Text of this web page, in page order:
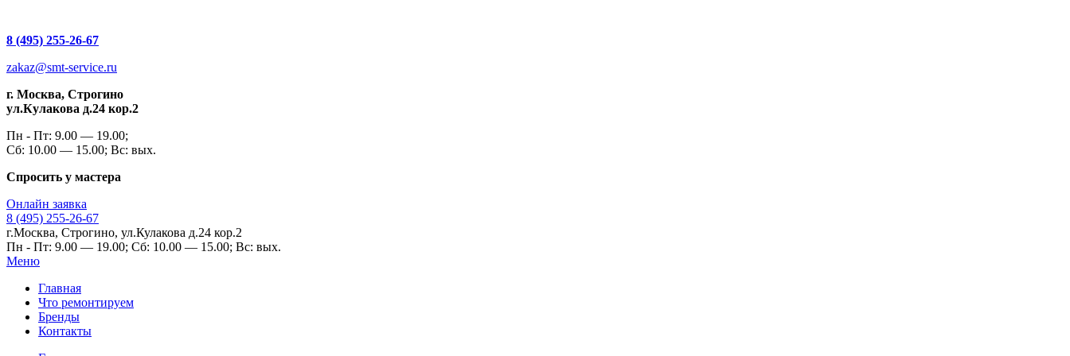
8 (495) 255-26-67
zakaz@smt-service.ru
г. Москва, Строгино
ул.Кулакова д.24 кор.2
Пн - Пт: 9.00 — 19.00;
Сб: 10.00 — 15.00; Вс: вых.
Спросить у мастера
Онлайн заявка
8 (495) 255-26-67
г.Москва, Строгино, ул.Кулакова д.24 кор.2
Пн - Пт: 9.00 — 19.00; Сб: 10.00 — 15.00; Вс: вых.
Меню
Главная
Что ремонтируем
Бренды
Контакты